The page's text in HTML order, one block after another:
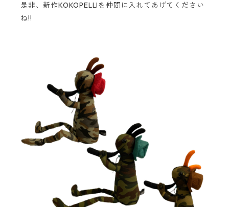
是非、新作KOKOPELLIを仲間に入れてあげてください
ね!!